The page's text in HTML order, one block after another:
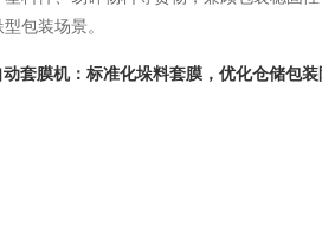
包装场景。
套膜机：标准化垛料套膜，优化仓储包装